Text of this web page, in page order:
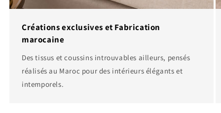
Créations exclusives et Fabrication
marocaine
Des tissus et coussins introuvables ailleurs, pensés
réalisés au Maroc pour des intérieurs élégants et
intemporels.